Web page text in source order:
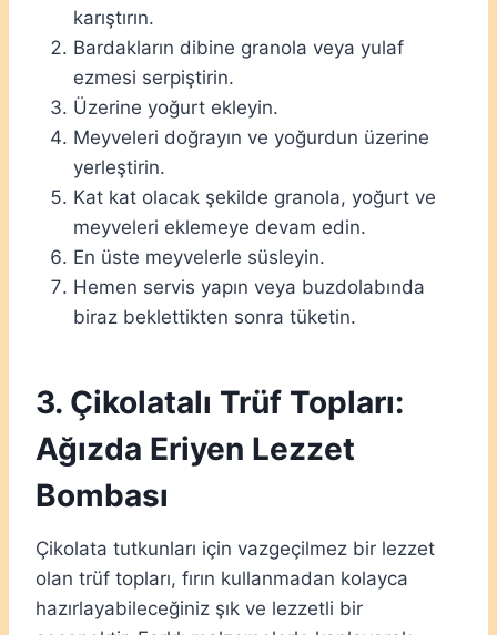
karıştırın.
Bardakların dibine granola veya yulaf
ezmesi serpiştirin.
Üzerine yoğurt ekleyin.
Meyveleri doğrayın ve yoğurdun üzerine
yerleştirin.
Kat kat olacak şekilde granola, yoğurt ve
meyveleri eklemeye devam edin.
En üste meyvelerle süsleyin.
Hemen servis yapın veya buzdolabında
biraz beklettikten sonra tüketin.
3. Çikolatalı Trüf Topları:
Ağızda Eriyen Lezzet
Bombası
Çikolata tutkunları için vazgeçilmez bir lezzet
olan trüf topları, fırın kullanmadan kolayca
hazırlayabileceğiniz şık ve lezzetli bir